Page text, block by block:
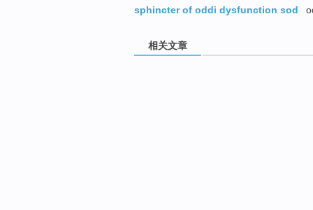
sphincter of oddi dysfunction sod
相关文章